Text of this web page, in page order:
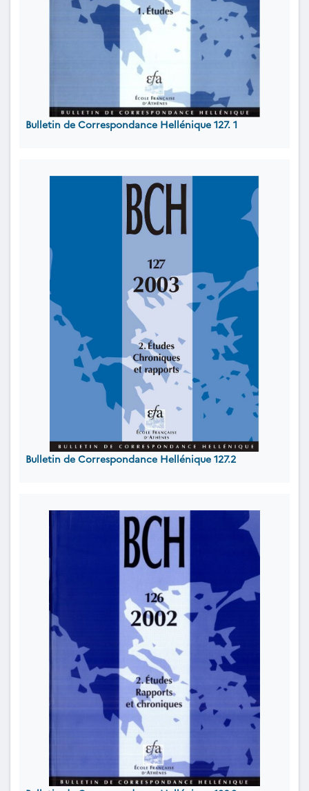
Bulletin de Correspondance Hellénique 127. 1
Bulletin de Correspondance Hellénique 127.2